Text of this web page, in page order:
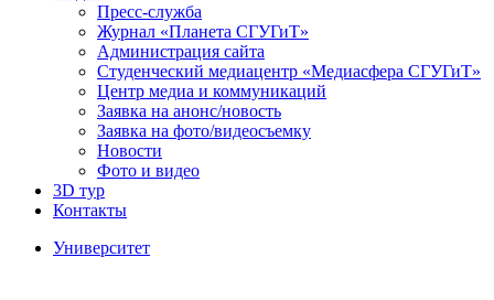
Пресс-служба
Журнал «Планета СГУГиТ»
Администрация сайта
Студенческий медиацентр «Медиасфера СГУГиТ»
Центр медиа и коммуникаций
Заявка на анонс/новость
Заявка на фото/видеосъемку
Новости
Фото и видео
3D тур
Контакты
Университет